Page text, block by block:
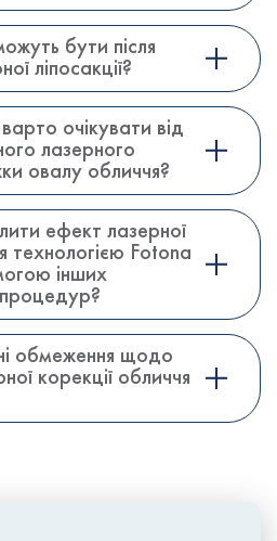
бути після
ліпосакції?
очікувати від
лазерного
овалу обличчя?
ефект лазерної
технологією Fotona
інших
обмеження щодо
корекції обличчя